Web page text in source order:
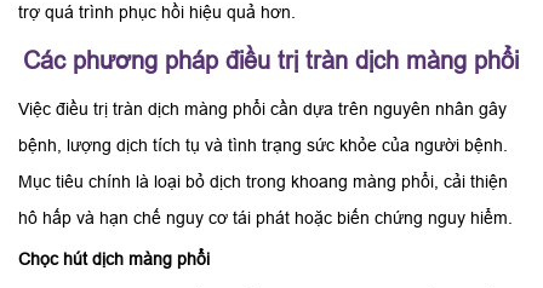
trợ quá trình phục hồi hiệu quả hơn.
Các phương pháp điều trị tràn dịch màng phổi
Việc điều trị tràn dịch màng phổi cần dựa trên nguyên nhân gây
bệnh, lượng dịch tích tụ và tình trạng sức khỏe của người bệnh.
Mục tiêu chính là loại bỏ dịch trong khoang màng phổi, cải thiện
hô hấp và hạn chế nguy cơ tái phát hoặc biến chứng nguy hiểm.
Chọc hút dịch màng phổi